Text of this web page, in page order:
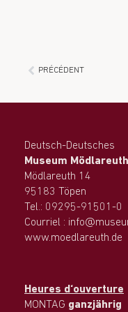
PRÉCÉDENT
Deutsch-Deutsches
Museum Mödlareuth
Mödlareuth 14
95183 Töpen
Tel.: 09295-91501-0
Courriel :
www.moedlareuth.de
Heures d‘ouverture
MONTAG ganzjährig